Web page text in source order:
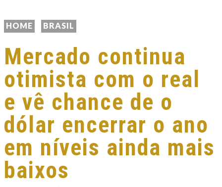
HOME BRASIL
Mercado continua
otimista com o real
e vê chance de o
dólar encerrar o ano
em níveis ainda mais
baixos